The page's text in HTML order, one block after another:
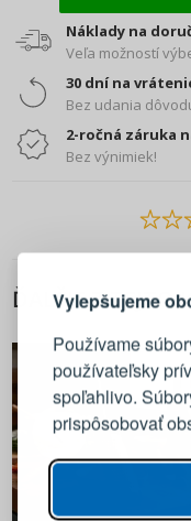
Vylepšujeme
Používame
používateľsky
spoľahlivo.
prispôsobovať
Náklady na
Veľa možností
30 dní na
Bez udania
2-ročná záruka
Bez výnimiek!
ĎALŠIE Z TEJTO
E-mail